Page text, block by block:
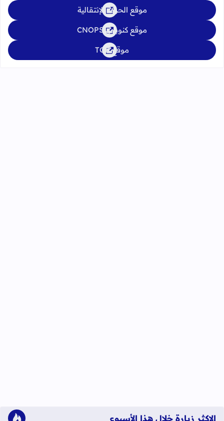
موقع الحركة الإنتقالية
موقع كنوبس CNOPS
موقع TGR
الاكثر زيارة خلال هذا الأسبوع